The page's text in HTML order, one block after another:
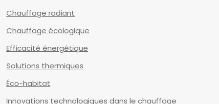
Chauffage radiant
Chauffage écologique
Efficacité énergétique
Solutions thermiques
Éco-habitat
Innovations technologiques dans le chauffage